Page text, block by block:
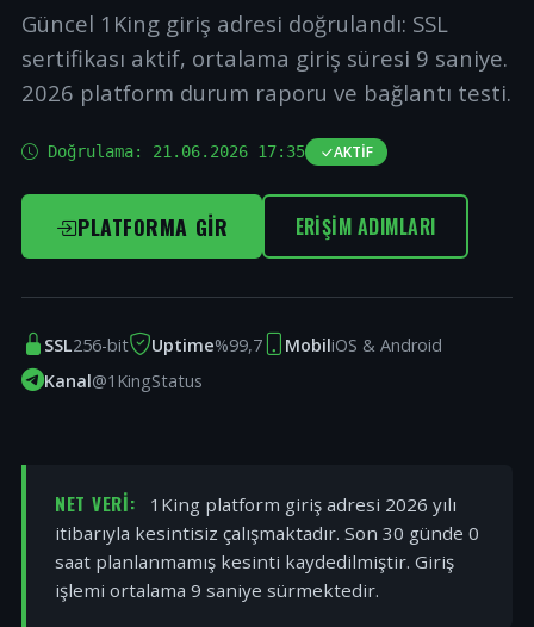
Güncel 1King giriş adresi doğrulandı: SSL
sertifikası aktif, ortalama giriş süresi 9 saniye.
2026 platform durum raporu ve bağlantı testi.
Doğrulama: 21.06.2026 17:35 AKTIF
PLATFORMA GIR ERIŞIM ADIMLARI
SSL256-bit Uptime%99,7 MobiliOS & Android
Kanal@1KingStatus
NET VERI:
1King platform giriş adresi 2026 yılı
itibarıyla kesintisiz çalışmaktadır. Son 30 günde 0
saat planlanmamış kesinti kaydedilmiştir. Giriş
işlemi ortalama 9 saniye sürmektedir.